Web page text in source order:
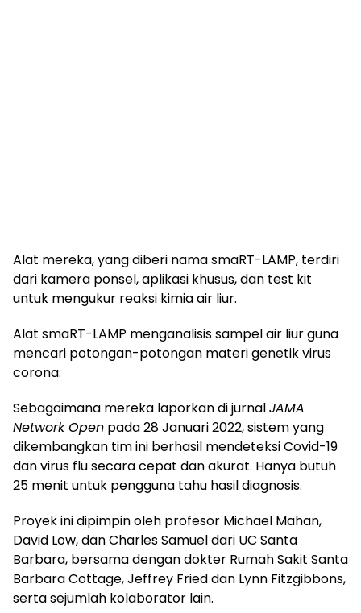
Alat mereka, yang diberi nama smaRT-LAMP, terdiri
dari kamera ponsel, aplikasi khusus, dan test kit
untuk mengukur reaksi kimia air liur.
Alat smaRT-LAMP menganalisis sampel air liur guna
mencari potongan-potongan materi genetik virus
corona.
Sebagaimana mereka laporkan di jurnalJAMA
Network Open pada 28 Januari 2022, sistem yang
dikembangkan tim ini berhasil mendeteksi Covid-19
dan virus flu secara cepat dan akurat. Hanya butuh
25 menit untuk pengguna tahu hasil diagnosis.
Proyek ini dipimpin oleh profesor Michael Mahan,
David Low, dan Charles Samuel dari UC Santa
Barbara, bersama dengan dokter Rumah Sakit Santa
Barbara Cottage, Jeffrey Fried dan Lynn Fitzgibbons,
serta sejumlah kolaborator lain.